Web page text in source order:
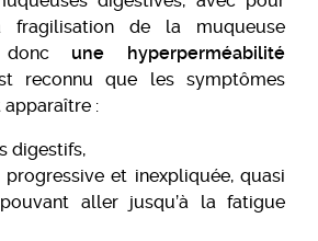
fragilisation de la muqueuse
donc une hyperperméabilité
reconnu que les symptômes
:
digestifs,
et inexpliquée, quasi
aller jusqu’à la fatigue